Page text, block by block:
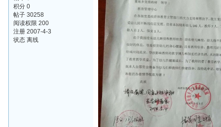
积分 0
帖子 30258
阅读权限 200
注册 2007-4-3
状态 离线